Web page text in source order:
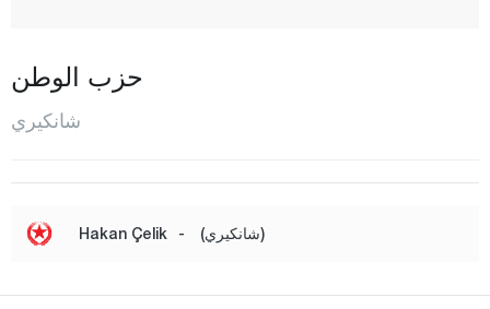
كيزيل إيرماك
صاتشاك
حزب الوطن
شانكيري
Hakan Çelik - (شانكيري)